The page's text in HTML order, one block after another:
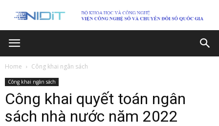
Home Công khai ngân sách
Công khai ngân sách
Công khai quyết toán ngân
sách nhà nước năm 2022